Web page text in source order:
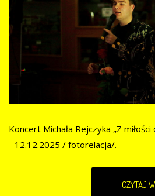
Koncert Michała Rejczyka „Z
- 12.12.2025 / fotorelacja/.
CZYTAJ